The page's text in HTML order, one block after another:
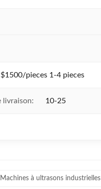
$1500/pieces 1-4 pieces
livraison: 10-25
Machines à ultrasons industrielles